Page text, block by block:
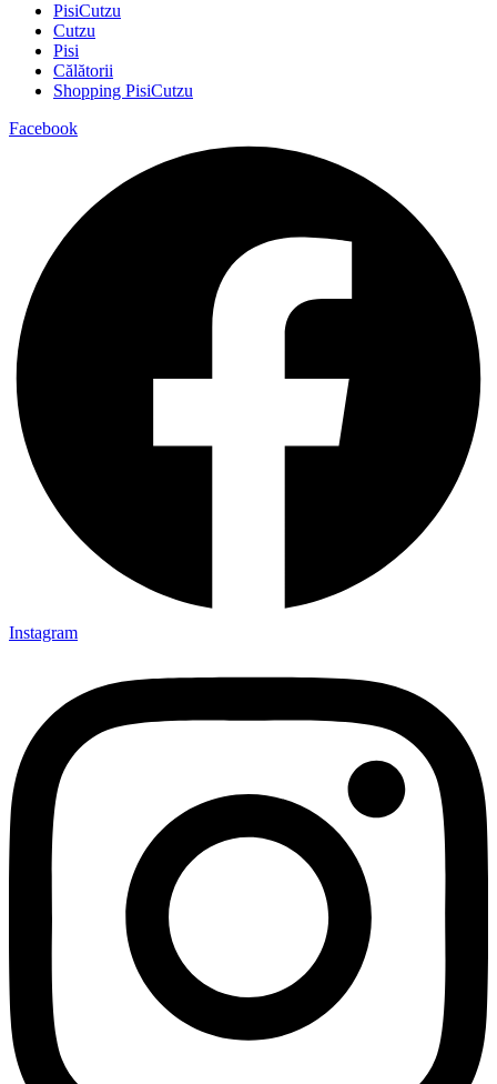
PisiCutzu
Cutzu
Pisi
Călătorii
Shopping PisiCutzu
Facebook
Instagram